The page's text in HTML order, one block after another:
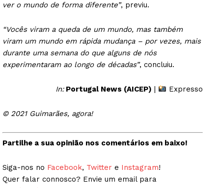
ver o mundo de forma diferente”, previu.
“Vocês viram a queda de um mundo, mas também
viram um mundo em rápida mudança – por vezes, mais
durante uma semana do que alguns de nós
experimentaram ao longo de décadas”, concluiu.
In:Portugal News (AICEP) | Expresso
© 2021 Guimarães, agora!
Partilhe a sua opinião nos comentários em baixo!
Siga-nos no Facebook, Twitter e Instagram!
Quer falar connosco? Envie um email para